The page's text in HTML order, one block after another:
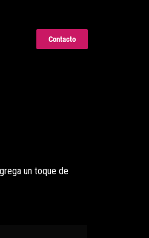
Contacto
un toque de